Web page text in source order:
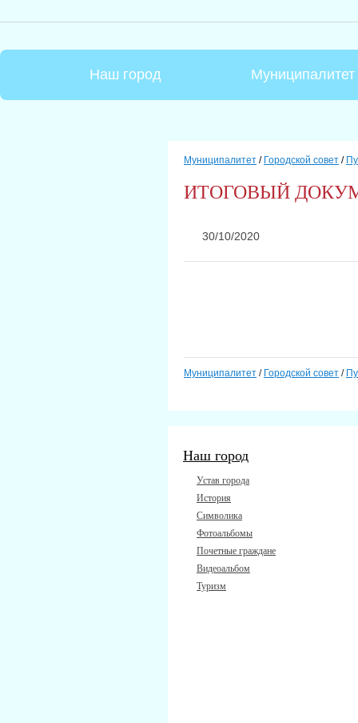
Наш город Муниципалитет
Муниципалитет / Городской совет /
ИТОГОВЫЙ
30/10/2020
Муниципалитет / Городской совет /
Наш город
Устав города
История
Символика
Фотоальбомы
Почетные граждане
Видеоальбом
Туризм